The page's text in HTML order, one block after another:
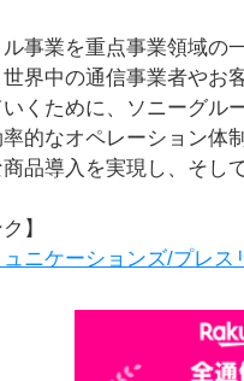
ル事業を重点事業領域
界中の通信事業者やお
くために、ソニーグル
的なオペレーション体
品導入を実現し、そし
】
ニケーションズ/プレス